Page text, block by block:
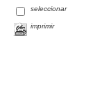
seleccionar
imprimir